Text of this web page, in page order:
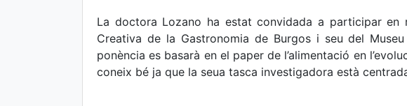
La doctora Lozano ha estat convidada a participar en
Creativa de la Gastronomia de Burgos i seu del Museu
ponència es basarà en el paper de l’alimentació en
coneix bé ja que la seua tasca investigadora està